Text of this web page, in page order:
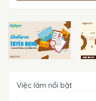
Việc làm nổi bật